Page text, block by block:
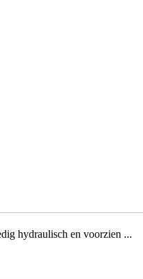
hydraulisch en voorzien ...